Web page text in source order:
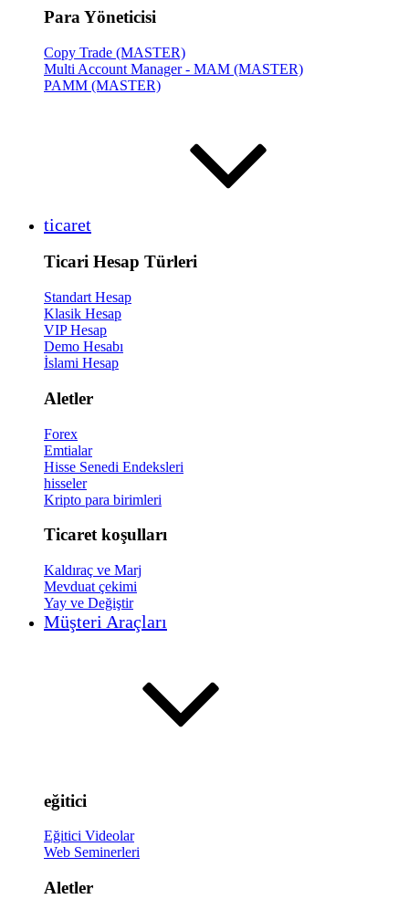
Para Yöneticisi
Copy Trade (MASTER)
Multi Account Manager - MAM (MASTER)
PAMM (MASTER)
ticaret
Ticari Hesap Türleri
Standart Hesap
Klasik Hesap
VIP Hesap
Demo Hesabı
İslami Hesap
Aletler
Forex
Emtialar
Hisse Senedi Endeksleri
hisseler
Kripto para birimleri
Ticaret koşulları
Kaldıraç ve Marj
Mevduat çekimi
Yay ve Değiştir
Müşteri Araçları
eğitici
Eğitici Videolar
Web Seminerleri
Aletler